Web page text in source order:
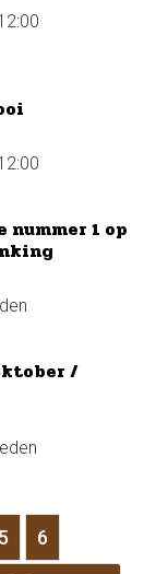
nummer 1 op
/
5 6